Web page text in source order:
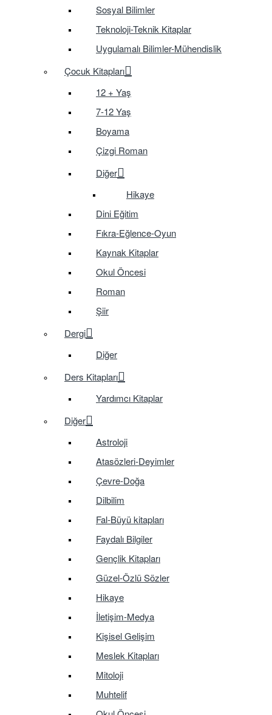
Sosyal Bilimler
Teknoloji-Teknik Kitaplar
Uygulamalı Bilimler-Mühendislik
Çocuk Kitapları
12 + Yaş
7-12 Yaş
Boyama
Çizgi Roman
Diğer
Hikaye
Dini Eğitim
Fıkra-Eğlence-Oyun
Kaynak Kitaplar
Okul Öncesi
Roman
Şiir
Dergi
Diğer
Ders Kitapları
Yardımcı Kitaplar
Diğer
Astroloji
Atasözleri-Deyimler
Çevre-Doğa
Dilbilim
Fal-Büyü kitapları
Faydalı Bilgiler
Gençlik Kitapları
Güzel-Özlü Sözler
Hikaye
İletişim-Medya
Kişisel Gelişim
Meslek Kitapları
Mitoloji
Muhtelif